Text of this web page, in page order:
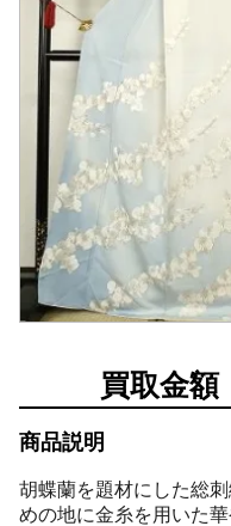
買取金額
商品説明
胡蝶蘭を題材にした総
めの地に金糸を用いた